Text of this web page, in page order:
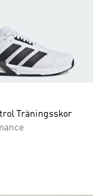
Träningsskor